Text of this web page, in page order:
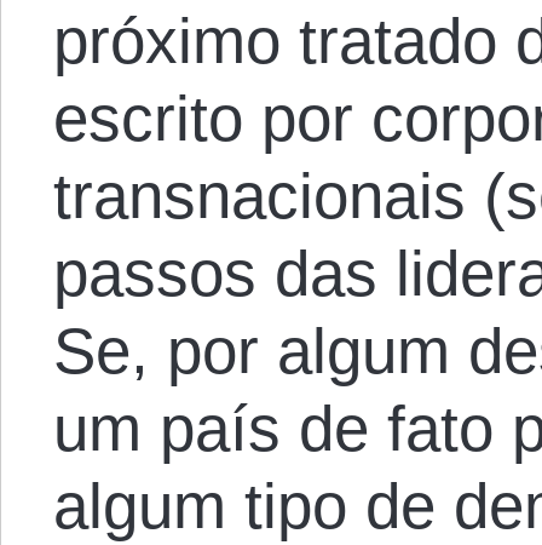
próximo tratado
escrito por
transnacionais
passos das
Se, por algum
um país de fato
algum tipo de